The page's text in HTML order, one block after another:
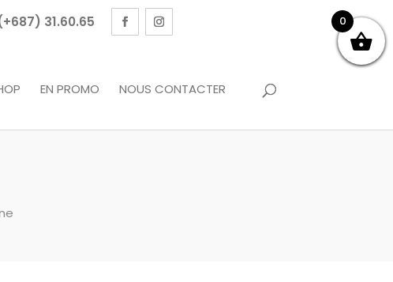
(+687) 31.60.65
EN PROMO NOUS CONTACTER
0